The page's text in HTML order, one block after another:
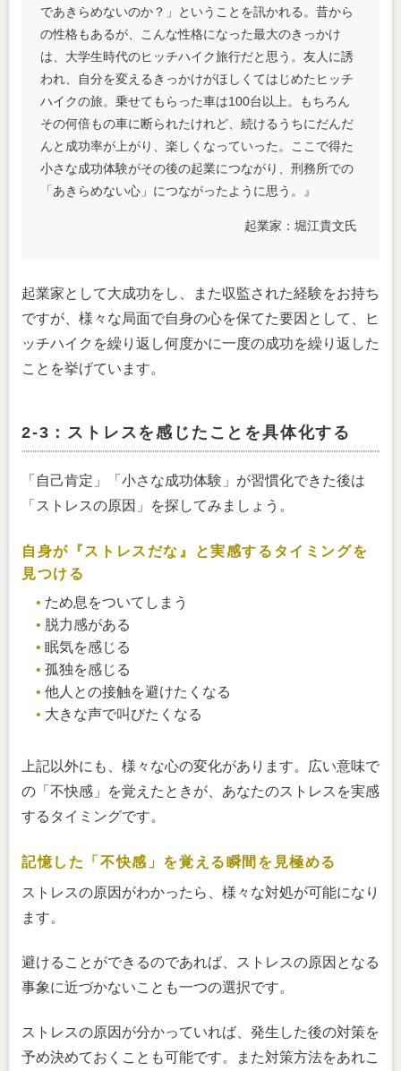
であきらめないのか？」ということを訊かれる。昔から
の性格もあるが、こんな性格になった最大のきっかけ
は、大学生時代のヒッチハイク旅行だと思う。友人に誘
われ、自分を変えるきっかけがほしくてはじめたヒッチ
ハイクの旅。乗せてもらった車は100台以上。もちろん
その何倍もの車に断られたけれど、続けるうちにだんだ
んと成功率が上がり、楽しくなっていった。ここで得た
小さな成功体験がその後の起業につながり、刑務所での
「あきらめない心」につながったように思う。』
起業家：堀江貴文氏
起業家として大成功をし、また収監された経験をお持ち
ですが、様々な局面で自身の心を保てた要因として、ヒ
ッチハイクを繰り返し何度かに一度の成功を繰り返した
ことを挙げています。
2-3：ストレスを感じたことを具体化する
「自己肯定」「小さな成功体験」が習慣化できた後は
「ストレスの原因」を探してみましょう。
自身が『ストレスだな』と実感するタイミングを
見つける
ため息をついてしまう
脱力感がある
眠気を感じる
孤独を感じる
他人との接触を避けたくなる
大きな声で叫びたくなる
上記以外にも、様々な心の変化があります。広い意味で
の「不快感」を覚えたときが、あなたのストレスを実感
するタイミングです。
記憶した「不快感」を覚える瞬間を見極める
ストレスの原因がわかったら、様々な対処が可能になり
ます。
避けることができるのであれば、ストレスの原因となる
事象に近づかないことも一つの選択です。
ストレスの原因が分かっていれば、発生した後の対策を
予め決めておくことも可能です。また対策方法をあれこ